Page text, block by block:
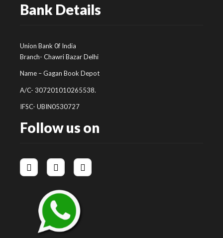
Bank Details
Union Bank 0f India
Branch- Chawri Bazar Delhi
Name – Gagan Book Depot
A/C- 307201010265538.
IFSC- UBIN0530727
Follow us on